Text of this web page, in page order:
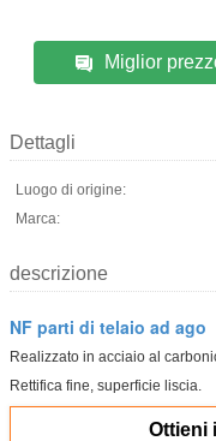
Miglior
Dettagli
Luogo di origine:
Marca:
descrizione
NF parti di telaio ad ago
Realizzato in acciaio al
Rettifica fine, superficie liscia.
Ottieni